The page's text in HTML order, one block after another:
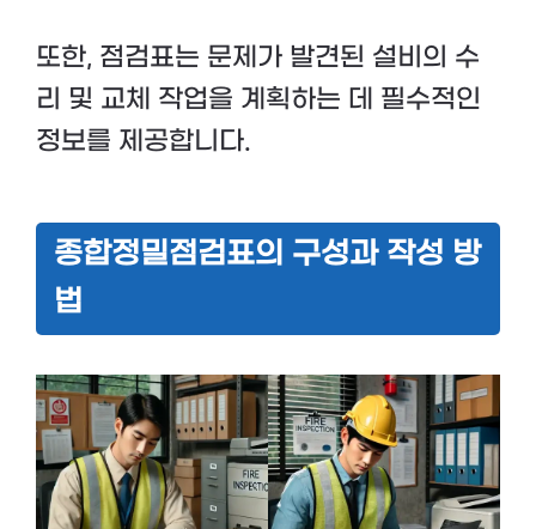
또한, 점검표는 문제가 발견된 설비의 수
리 및 교체 작업을 계획하는 데 필수적인
정보를 제공합니다.
종합정밀점검표의 구성과 작성 방
법